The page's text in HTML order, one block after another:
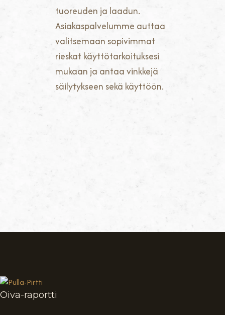
tuoreuden ja laadun.
Asiakaspalvelumme auttaa
valitsemaan sopivimmat
rieskat käyttötarkoituksesi
mukaan ja antaa vinkkejä
säilytykseen sekä käyttöön.
Oiva-raportti